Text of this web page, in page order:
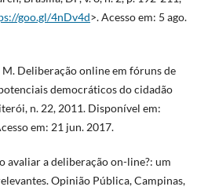
goo.gl/4nDv4d>. Acesso em: 5 ago.
M. Deliberação online em fóruns de
democráticos do cidadão
n. 22, 2011. Disponível em:
em: 21 jun. 2017.
avaliar a deliberação on-line?: um
Opinião Pública, Campinas,